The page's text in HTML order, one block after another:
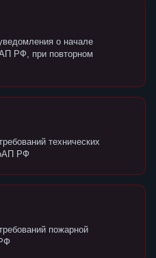
о начале
РФ, при повторном
технических
РФ
пожарной